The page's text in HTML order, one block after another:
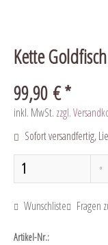
Kette Goldfisch
99,90 € *
inkl. MwSt. zzgl.
Sofort versandfertig,
Wunschliste Fragen
Artikel-Nr.: